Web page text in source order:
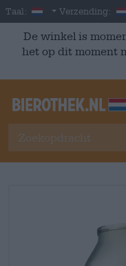
Skip to main content
Taal: Dutch
Verzending:
De winkel is
het op dit moment